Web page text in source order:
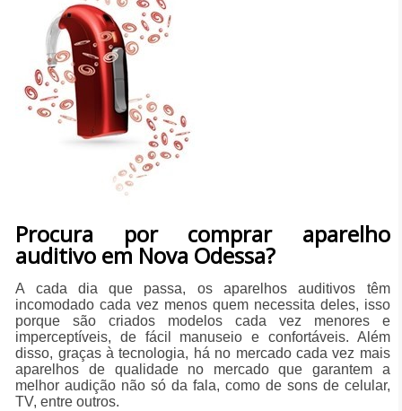
Procura por comprar aparelho
auditivo em Nova Odessa?
A cada dia que passa, os aparelhos auditivos têm
incomodado cada vez menos quem necessita deles, isso
porque são criados modelos cada vez menores e
imperceptíveis, de fácil manuseio e confortáveis. Além
disso, graças à tecnologia, há no mercado cada vez mais
aparelhos de qualidade no mercado que garantem a
melhor audição não só da fala, como de sons de celular,
TV, entre outros.